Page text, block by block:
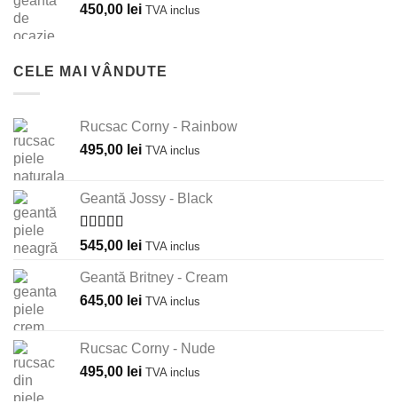
450,00 lei TVA inclus
CELE MAI VÂNDUTE
Rucsac Corny - Rainbow
495,00 lei TVA inclus
Geantă Jossy - Black
Evaluat la
din 5
545,00 lei TVA inclus
Geantă Britney - Cream
645,00 lei TVA inclus
Rucsac Corny - Nude
495,00 lei TVA inclus